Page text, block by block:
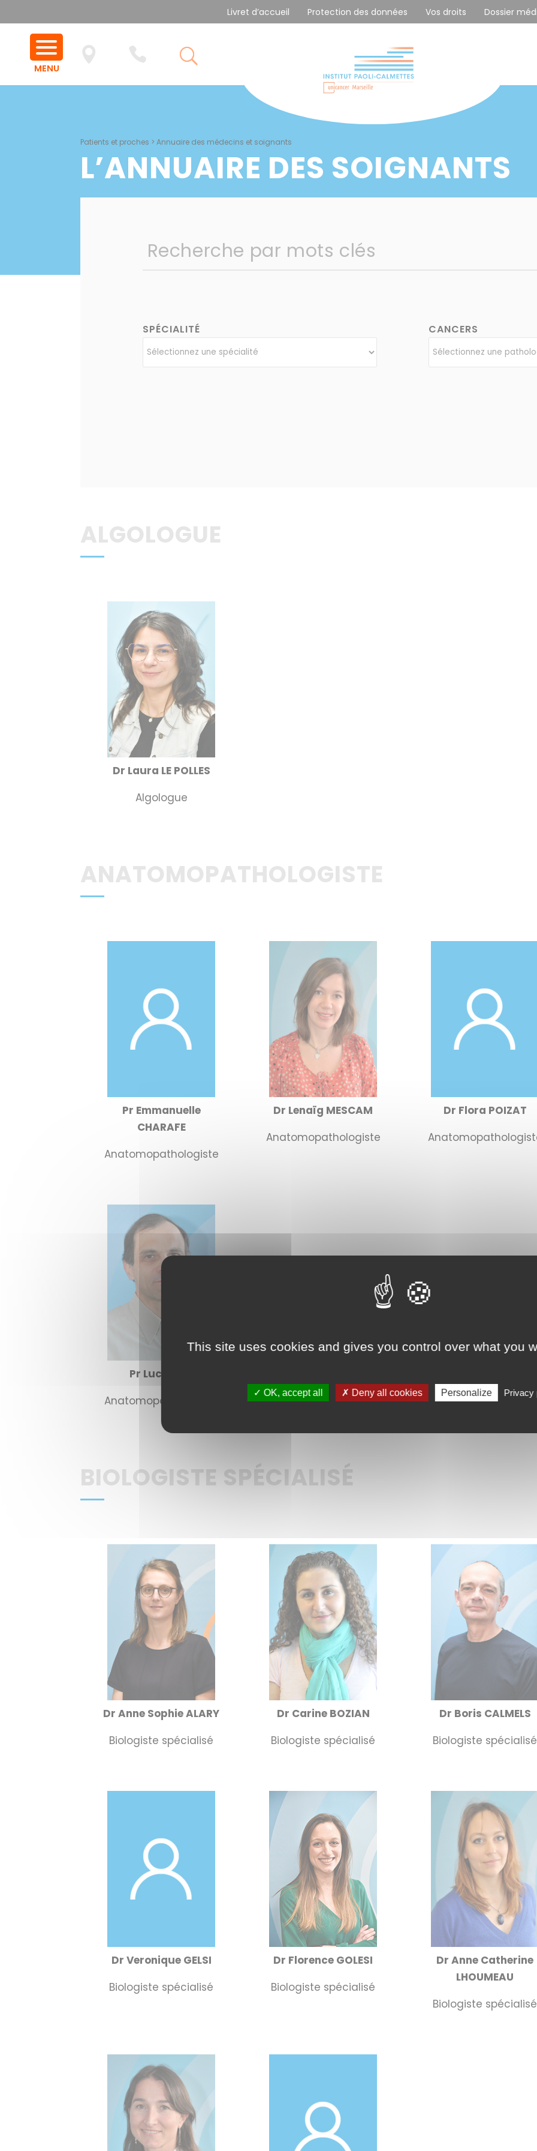
Livret d’accueil Protection des données Vos droits Dossier
Patients et proches >Annuaire des médecins et soignants
L’ANNUAIRE DES SOIGNANTS
SPÉCIALITÉ CANCERS
ALGOLOGUE
Dr Laura LE POLLES
Algologue
ANATOMOPATHOLOGISTE
Pr Emmanuelle
CHARAFE
Anatomopathologiste
Dr Lenaïg MESCAM
Anatomopathologiste
Dr Flora POIZAT
Pr Luc XERRI
Anatomopathologiste
BIOLOGISTE SPÉCIALISÉ
Dr Anne Sophie ALARY
Biologiste spécialisé
Dr Carine BOZIAN
Biologiste spécialisé
Dr Boris CALMELS
Biologiste spécialisé
Dr Veronique GELSI
Biologiste spécialisé
Dr Florence GOLESI
Biologiste spécialisé
Dr Anne Catherine
LHOUMEAU
Biologiste spécialisé
This site uses cookies and gives you control over what you
✓ OK, accept all ✗ Deny all cookies Personalize Privacy